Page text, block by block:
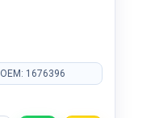
OEM: 1676396